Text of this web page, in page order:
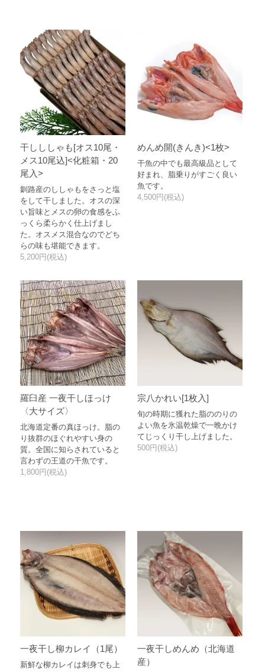
干しししゃも[オス10尾・
メス10尾込]<化粧箱・20
尾入>
釧路産のししゃもをさっと塩
をして干しました。オスの深
い旨味とメスの卵の食感をふ
っくら柔らかく仕上げまし
た。オスメス混合なのでどち
らの味も堪能できます。
5,200円(税込)
めんめ開(きんき)<1枚>
干魚の中でも最高級品として
好まれ、脂乗りがすごく良い
魚です。
4,500円(税込)
羅臼産 一夜干しほっけ
〈大サイズ〉
北海道定番の真ほっけ。脂の
り抜群のほぐれやすい身の
質。全国に知らされていると
言わずの王道の干魚です。
1,800円(税込)
宗八かれい[1枚入]
旬の時期に獲れた脂ののりの
よい魚を氷温乾燥で一晩かけ
てじっくり干し上げました。
500円(税込)
一夜干し柳カレイ（1尾）
新鮮な柳カレイは刺身でも上
一夜干しめんめ（北海道
産）